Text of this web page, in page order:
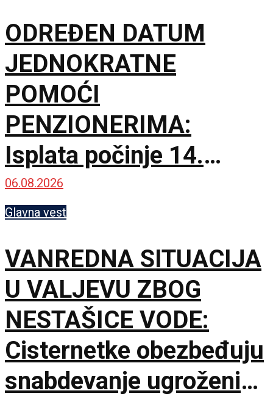
ODREĐEN DATUM
JEDNOKRATNE
POMOĆI
PENZIONERIMA:
Isplata počinje 14.
septembra
06.08.2026
Glavna vest
VANREDNA SITUACIJA
U VALJEVU ZBOG
NESTAŠICE VODE:
Cisternetke obezbeđuju
snabdevanje ugroženih